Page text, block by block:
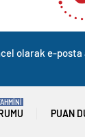
olarak e-
PUAN